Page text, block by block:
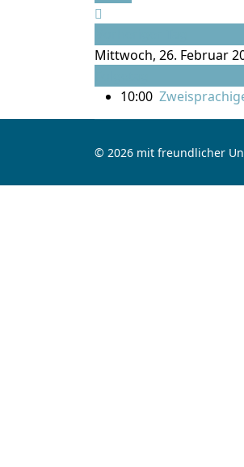
Mittwoch, 26. Februar
10:00
© 2026 mit freundlicher